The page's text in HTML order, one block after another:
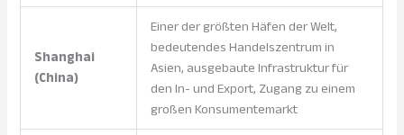
Shanghai
(China)
Einer der größten Häfen der Welt,
bedeutendes Handelszentrum in
Asien, ausgebaute Infrastruktur für
den In- und Export, Zugang zu einem
großen Konsumentemarkt